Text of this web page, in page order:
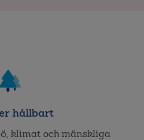
hållbart
klimat och mänskliga